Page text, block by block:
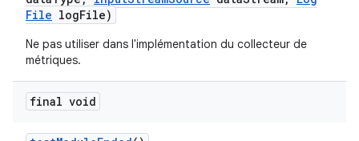
File logFile)
Ne pas utiliser dans l'implémentation du collecteur de
métriques.
final void